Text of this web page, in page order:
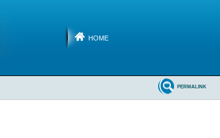
HOME
PERMALINK